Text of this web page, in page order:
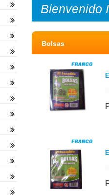
Bienvenido
Bolsas